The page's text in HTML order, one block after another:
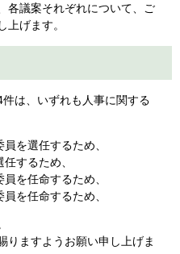
各議案それぞれについて、ご
上げます。
は、いずれも人事に関する
を選任するため、
するため、
を任命するため、
を任命するため、
ますようお願い申し上げま